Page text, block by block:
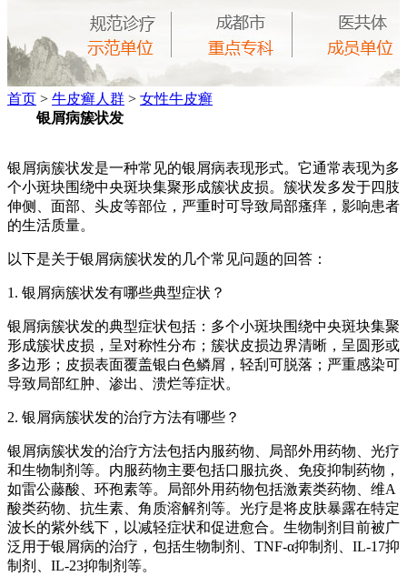
首页 > 牛皮癣人群 > 女性牛皮癣
银屑病簇状发
银屑病簇状发是一种常见的银屑病表现形式。它通常表现为多
个小斑块围绕中央斑块集聚形成簇状皮损。簇状发多发于四肢
伸侧、面部、头皮等部位，严重时可导致局部瘙痒，影响患者
的生活质量。
以下是关于银屑病簇状发的几个常见问题的回答：
1. 银屑病簇状发有哪些典型症状？
银屑病簇状发的典型症状包括：多个小斑块围绕中央斑块集聚
形成簇状皮损，呈对称性分布；簇状皮损边界清晰，呈圆形或
多边形；皮损表面覆盖银白色鳞屑，轻刮可脱落；严重感染可
导致局部红肿、渗出、溃烂等症状。
2. 银屑病簇状发的治疗方法有哪些？
银屑病簇状发的治疗方法包括内服药物、局部外用药物、光疗
和生物制剂等。内服药物主要包括口服抗炎、免疫抑制药物，
如雷公藤酸、环孢素等。局部外用药物包括激素类药物、维A
酸类药物、抗生素、角质溶解剂等。光疗是将皮肤暴露在特定
波长的紫外线下，以减轻症状和促进愈合。生物制剂目前被广
泛用于银屑病的治疗，包括生物制剂、TNF-α抑制剂、IL-17抑
制剂、IL-23抑制剂等。